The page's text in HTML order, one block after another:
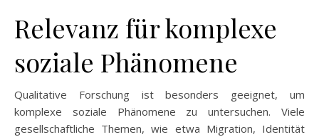
Relevanz für komplexe
soziale Phänomene
Qualitative Forschung ist besonders geeignet, um
komplexe soziale Phänomene zu untersuchen. Viele
gesellschaftliche Themen, wie etwa Migration, Identität